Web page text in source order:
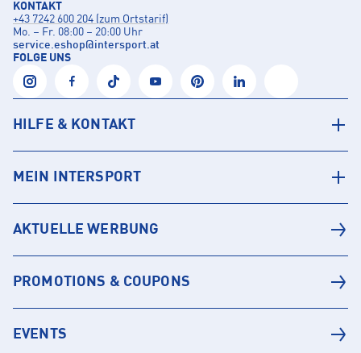
KONTAKT
+43 7242 600 204 (zum Ortstarif)
Mo. – Fr. 08:00 – 20:00 Uhr
service.eshop@intersport.at
FOLGE UNS
HILFE & KONTAKT
MEIN INTERSPORT
AKTUELLE WERBUNG
PROMOTIONS & COUPONS
EVENTS